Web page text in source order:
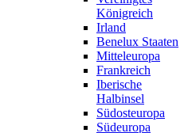
Königreich
Irland
Benelux Staaten
Mitteleuropa
Frankreich
Iberische
Halbinsel
Südosteuropa
Südeuropa